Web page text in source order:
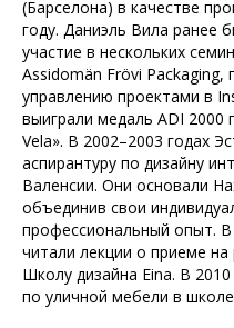
(Барселона) в качестве
году. Даниэль Вила ранее
участие в нескольких
Assidomän Frövi Packaging,
управлению проектами в
выиграли медаль ADI 2000
Vela». В 2002–2003 годах
аспирантуру по дизайну
Валенсии. Они основали
объединив свои
профессиональный опыт.
читали лекции о приеме
Школу дизайна Eina. В
по уличной мебели в